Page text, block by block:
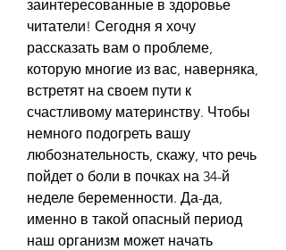
заинтересованные в здоровье
читатели! Сегодня я хочу
рассказать вам о проблеме,
которую многие из вас, наверняка,
встретят на своем пути к
счастливому материнству. Чтобы
немного подогреть вашу
любознательность, скажу, что речь
пойдет о боли в почках на 34-й
неделе беременности. Да-да,
именно в такой опасный период
наш организм может начать